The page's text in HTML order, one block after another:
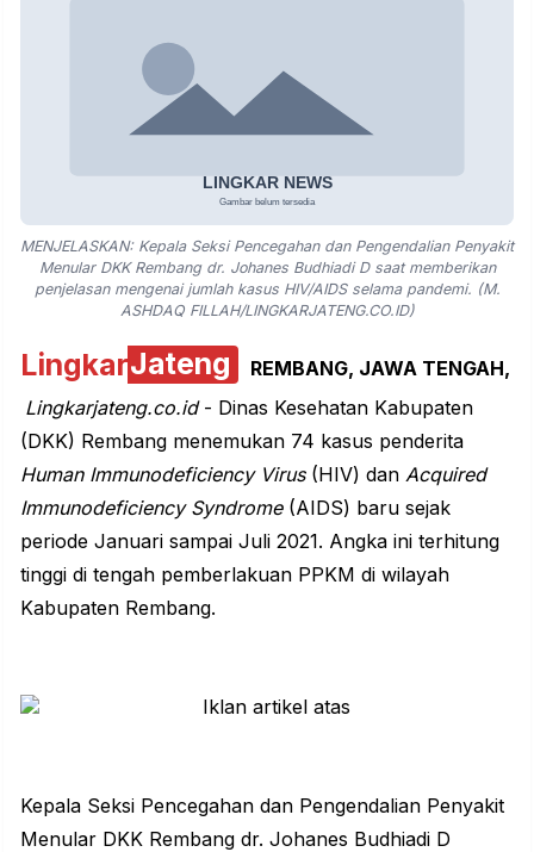
MENJELASKAN: Kepala Seksi Pencegahan dan Pengendalian Penyakit
Menular DKK Rembang dr. Johanes Budhiadi D saat memberikan
penjelasan mengenai jumlah kasus HIV/AIDS selama pandemi. (M.
ASHDAQ FILLAH/LINGKARJATENG.CO.ID)
LingkarJateng REMBANG, JAWA TENGAH,
Lingkarjateng.co.id- Dinas Kesehatan Kabupaten
(DKK) Rembang menemukan 74 kasus penderita
Human Immunodeficiency Virus(HIV) dan Acquired
Immunodeficiency Syndrome(AIDS) baru sejak
periode Januari sampai Juli 2021. Angka ini terhitung
tinggi di tengah pemberlakuan PPKM di wilayah
Kabupaten Rembang.
Kepala Seksi Pencegahan dan Pengendalian Penyakit
Menular DKK Rembang dr. Johanes Budhiadi D